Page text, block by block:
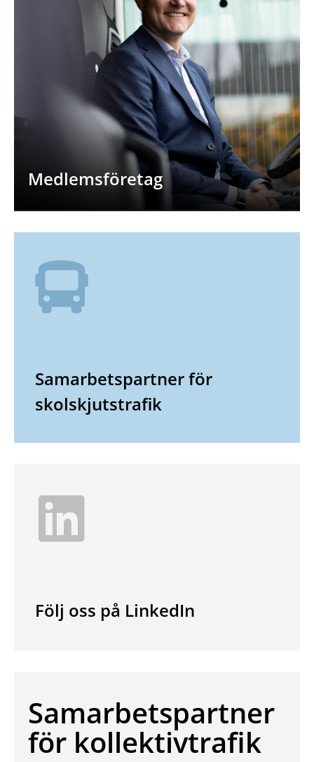
Medlemsföretag
Samarbetspartner för
skolskjutstrafik
Följ oss på LinkedIn
Samarbetspartner
för kollektivtrafik